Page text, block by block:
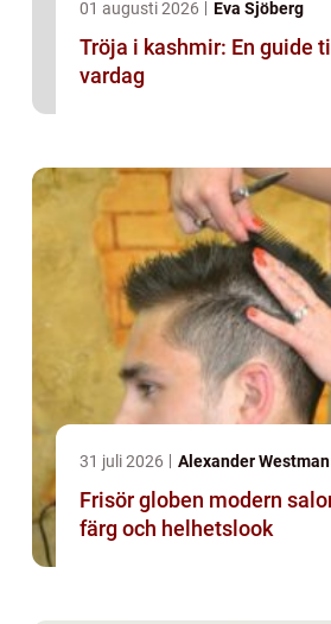
01 augusti 2026 Eva Sjöberg
Tröja i kashmir: En guide
vardag
31 juli 2026 Alexander Westman
Frisör globen modern salong för hår,
färg och helhetslook